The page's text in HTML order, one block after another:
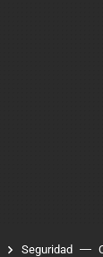
Seguridad